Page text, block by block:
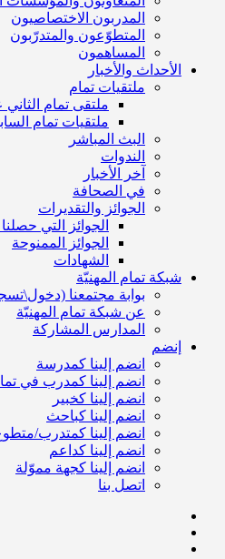
المدربون الاختصاصيون
المتطوّعون والمتدرّبون
المساهمون
الأحداث والأخبار
ملتقيات تمام
ملتقى تمام الثاني
ملتقيات تمام
البث المباشر
الندوات
آخر الأخبار
في الصحافة
الجوائز والتقديرات
الجوائز التي
الجوائز الممنوحة
الشهادات
شبكة تمام المهنيّة
بوابة مجتمعنا
عن شبكة تمام المهنيّة
المدارس المشاركة
إنضم
انضم إلينا كمدرسة
انضم إلينا كمدرب في
انضم إلينا كخبير
انضم إلينا كباحث
انضم إلينا كمتدرب/متطوع
انضم إلينا كداعم
انضم إلينا كجهة مموّلة
اتصل بنا